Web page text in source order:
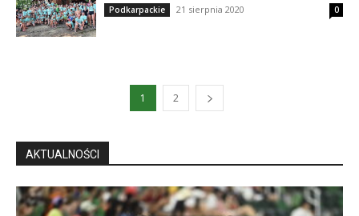
Podkarpackie 21 sierpnia 2020 0
1 2
AKTUALNOŚCI